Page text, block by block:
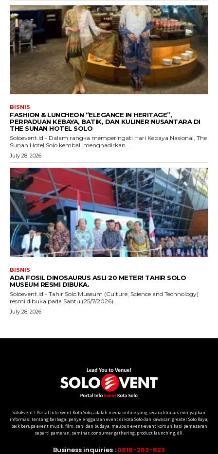
SoloEvent I Portal Info Event Kota Solo, adalah media online yang secara khusus menyajikan
informasi tentang berbagai penyelenggaraan event di kota Solo dan kawasan greater Solo Raya;
baik berupa event musik, film, seni dan budaya, maupun event-event komunikasi pemasaran
seperti pameran, seminar, consumer gathering, product launching, dll.
Business inquiries : 0818-263-823